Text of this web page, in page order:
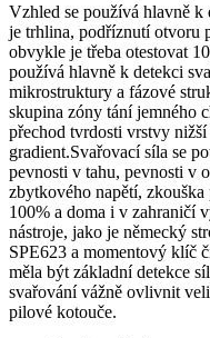
Vzhled se používá hlavně
je trhlina, podříznutí otvoru
obvykle je třeba otestovat
používá hlavně k detekci
mikrostruktury a fázové
skupina zóny tání jemného
přechod tvrdosti vrstvy
gradient.Svařovací síla se
pevnosti v tahu, pevnosti v
zbytkového napětí,
100% a doma i v zahraničí
nástroje, jako je německý
SPE623 a momentový klíč
měla být základní detekce
svařování vážně ovlivnit
pilové kotouče.